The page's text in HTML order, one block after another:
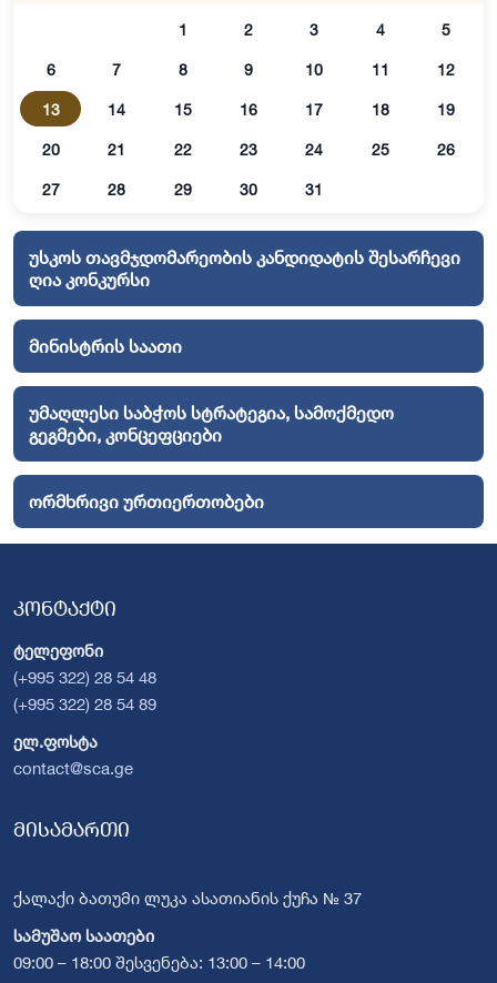
1 2 3 4 5
6 7 8 9 10 11 12
13 14 15 16 17 18 19
20 21 22 23 24 25 26
27 28 29 30 31
უსკოს თავმჯდომარეობის კანდიდატის შესარჩევი
ღია კონკურსი
მინისტრის საათი
უმაღლესი საბჭოს სტრატეგია, სამოქმედო
გეგმები, კონცეფციები
ორმხრივი ურთიერთობები
კონტაქტი
ტელეფონი
(+995 322) 28 54 48
(+995 322) 28 54 89
ელ.ფოსტა
contact@sca.ge
მისამართი
ქალაქი ბათუმი ლუკა ასათიანის ქუჩა № 37
სამუშაო საათები
09:00 – 18:00 შესვენება: 13:00 – 14:00